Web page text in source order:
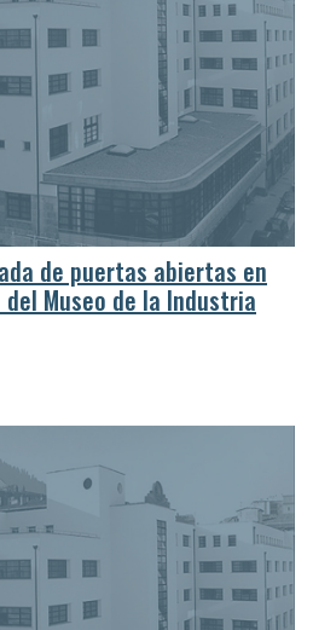
de puertas abiertas en
Museo de la Industria